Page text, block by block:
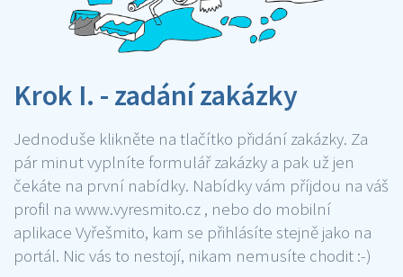
Krok I. - zadání zakázky
Jednoduše klikněte na tlačítko přidání zakázky. Za
pár minut vyplníte formulář zakázky a pak už jen
čekáte na první nabídky. Nabídky vám příjdou na váš
profil na www.vyresmito.cz , nebo do mobilní
aplikace Vyřešmito, kam se přihlásíte stejně jako na
portál. Nic vás to nestojí, nikam nemusíte chodit :-)